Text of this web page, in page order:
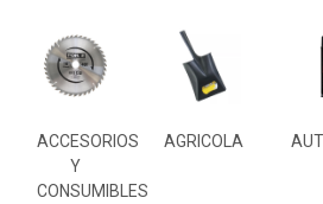
ACCESORIOS
Y
CONSUMIBLES
AGRICOLA